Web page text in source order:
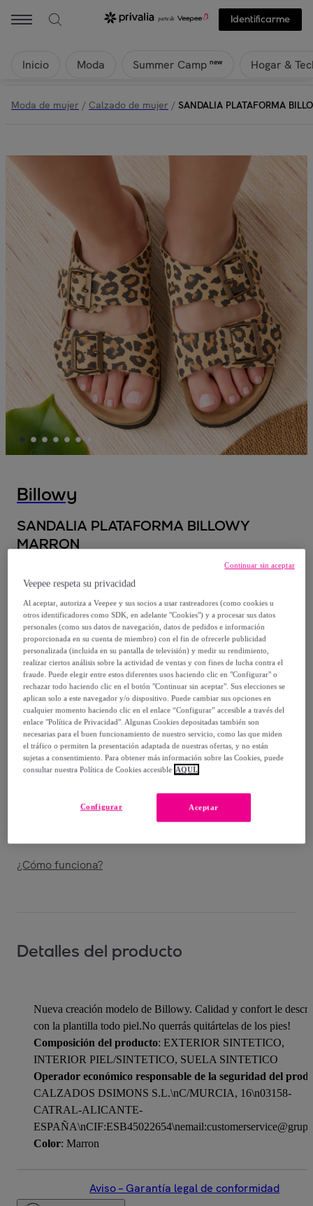
Identificarme
Inicio Moda Summer Camp new Hogar &
Moda de mujer / Calzado de mujer / SANDALIA PLATAFORMA
Billowy
SANDALIA PLATAFORMA BILLOWY
MARRON
38,00 €
79,90 €
-52%
Guía de tallas
Vendido porGrupo DS
Entrega
y el15/08
¿Cómo funciona?
Detalles del producto
Nueva creación modelo de Billowy. Calidad y confort le
con la plantilla todo piel.No querrás quitártelas de los pies!
Composición del producto: EXTERIOR SINTETICO,
INTERIOR PIEL/SINTETICO, SUELA SINTETICO
Operador económico responsable de la seguridad del
CALZADOS DSIMONS S.L.\nC/MURCIA, 16\n03158-
CATRAL-ALICANTE-
Color: Marron
Aviso – Garantía legal de conformidad
Veepee respeta su privacidad
Al aceptar, autoriza a Veepee y sus socios a usar rastreadores (como cookies u
otros identificadores como SDK, en adelante "Cookies") y a procesar sus datos
personales (como sus datos de navegación, datos de pedidos e información
proporcionada en su cuenta de miembro) con el fin de ofrecerle publicidad
personalizada (incluida en su pantalla de televisión) y medir su rendimiento,
realizar ciertos análisis sobre la actividad de ventas y con fines de lucha contra el
fraude. Puede elegir entre estos diferentes usos haciendo clic en "Configurar" o
rechazar todo haciendo clic en el botón "Continuar sin aceptar". Sus elecciones se
aplican solo a este navegador y/o dispositivo. Puede cambiar sus opciones en
cualquier momento haciendo clic en el enlace “Configurar” accesible a través del
enlace "Política de Privacidad". Algunas Cookies depositadas también son
necesarias para el buen funcionamiento de nuestro servicio, como las que miden
el tráfico o permiten la presentación adaptada de nuestras ofertas, y no están
sujetas a consentimiento. Para obtener más información sobre las Cookies, puede
consultar nuestra Política de Cookies accesible AQUÍ.
Aceptar
Configurar
Continuar sin aceptar